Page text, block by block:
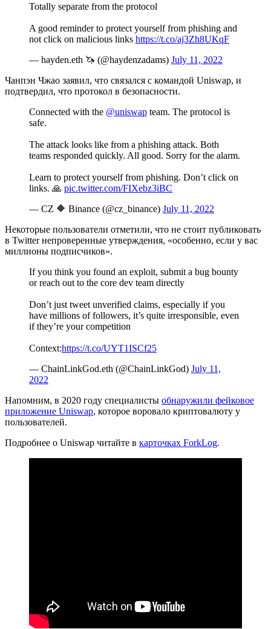
Totally separate from the protocol
A good reminder to protect yourself from phishing and
not click on malicious links https://t.co/aj3Zh8UKqF
— hayden.eth 🦄 (@haydenzadams) July 11, 2022
Чанпэн Чжао заявил, что связался с командой Uniswap, и
подтвердил, что протокол в безопасности.
Connected with the @uniswap team. The protocol is
safe.
The attack looks like from a phishing attack. Both
teams responded quickly. All good. Sorry for the alarm.
Learn to protect yourself from phishing. Don’t click on
links. 🙏 pic.twitter.com/FIXebz3iBC
— CZ 🔶 Binance (@cz_binance) July 11, 2022
Некоторые пользователи отметили, что не стоит публиковать
в Twitter непроверенные утверждения, «особенно, если у вас
миллионы подписчиков».
If you think you found an exploit, submit a bug bounty
or reach out to the core dev team directly
Don’t just tweet unverified claims, especially if you
have millions of followers, it’s quite irresponsible, even
if they’re your competition
Context:https://t.co/UYT1ISCf25
— ChainLinkGod.eth (@ChainLinkGod) July 11,
2022
Напомним, в 2020 году специалисты обнаружили фейковое
приложение Uniswap, которое воровало криптовалюту у
пользователей.
Подробнее о Uniswap читайте в карточках ForkLog.